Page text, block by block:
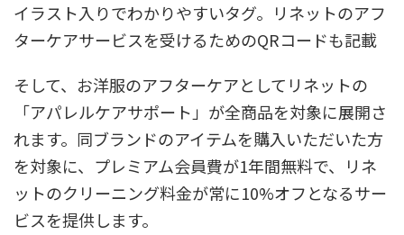
イラスト入りでわかりやすいタグ。リネットのアフ
ターケアサービスを受けるためのQRコードも記載
そして、お洋服のアフターケアとしてリネットの
「アパレルケアサポート」が全商品を対象に展開さ
れます。同ブランドのアイテムを購入いただいた方
を対象に、プレミアム会員費が1年間無料で、リネ
ットのクリーニング料金が常に10%オフとなるサー
ビスを提供します。